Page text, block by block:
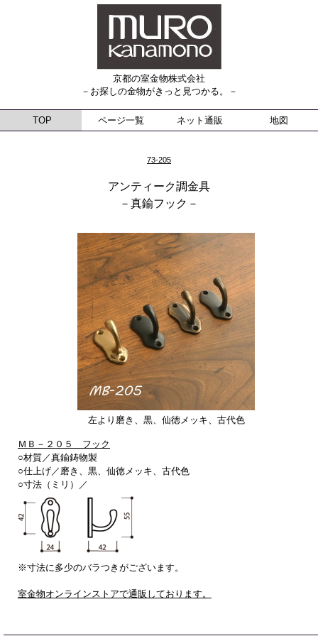
京都の室金物株式会社
－お探しの金物がきっと見つかる。－
TOP ページ一覧 ネット通販 地図
73-205
アンティーク調金具
－真鍮フック－
左より磨き、黒、仙徳メッキ、古代色
ＭＢ－２０５ フック
○材質／真鍮鋳物製
○仕上げ／ 磨き、黒、仙徳メッキ、古代色
○寸法（ミリ）／
※寸法に多少のバラつきがございます。
室金物オンラインストアで通販しております。